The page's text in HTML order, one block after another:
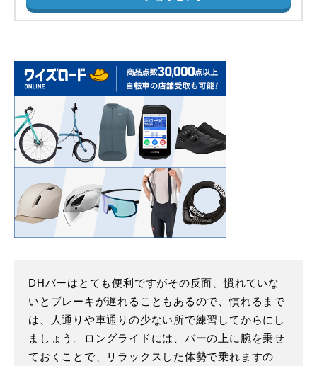
DHバーはとても便利ですがその反面、慣れていな
いとブレーキが遅れることもあるので、慣れるまで
は、人通りや車通りの少ない所で練習してからにし
ましょう。ロングライドには、バーの上に腕を乗せ
ておくことで、リラックスした体勢で乗れますの